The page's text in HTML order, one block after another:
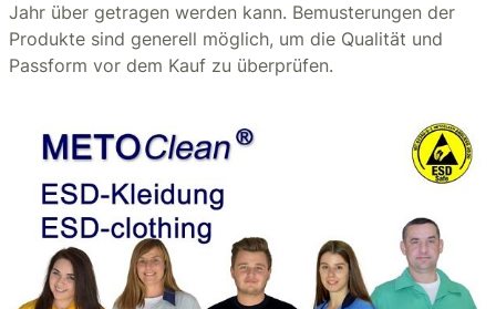
Jahr über getragen werden kann. Bemusterungen der
Produkte sind generell möglich, um die Qualität und
Passform vor dem Kauf zu überprüfen.